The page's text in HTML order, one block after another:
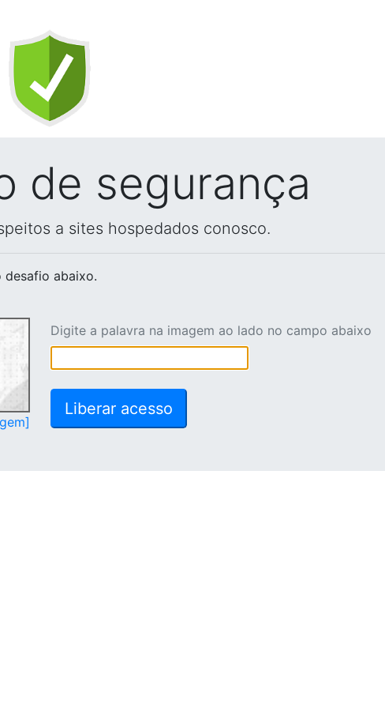
de segurança
a sites hospedados conosco.
desafio abaixo.
Digite a palavra na imagem ao lado no campo abaixo